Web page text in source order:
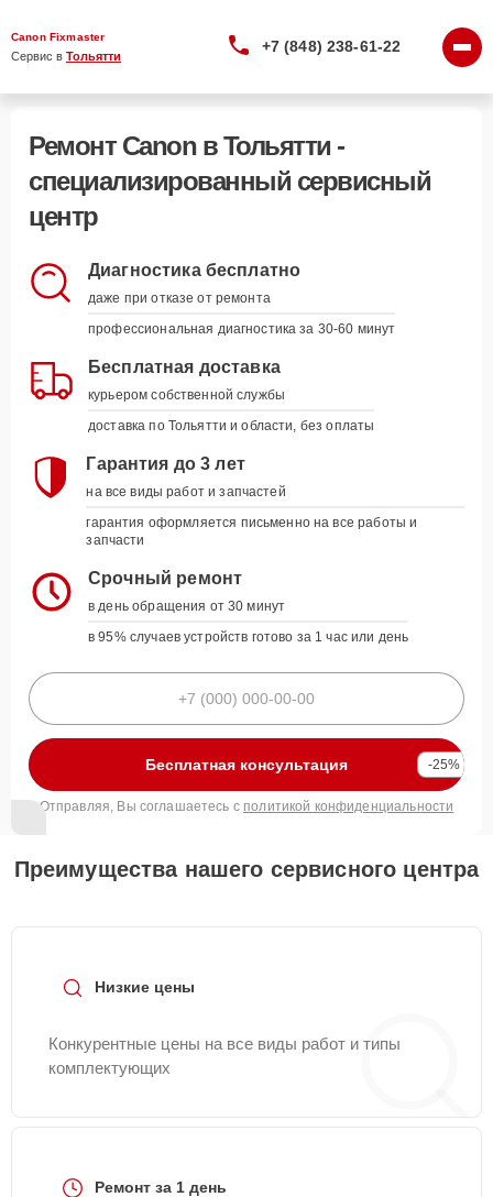
Canon Fixmaster
Сервис в Тольятти
+7 (848) 238-61-22
Ремонт Canon в Тольятти -
специализированный сервисный
центр
Диагностика бесплатно
даже при отказе от ремонта
профессиональная диагностика за 30-60 минут
Бесплатная доставка
курьером собственной службы
доставка по Тольятти и области, без оплаты
Гарантия до 3 лет
на все виды работ и запчастей
гарантия оформляется письменно на все работы и
запчасти
Срочный ремонт
в день обращения от 30 минут
в 95% случаев устройств готово за 1 час или день
Бесплатная консультация -25%
Отправляя, Вы соглашаетесь с политикой конфиденциальности
Преимущества нашего сервисного центра
Низкие цены
Конкурентные цены на все виды работ и типы
комплектующих
Ремонт за 1 день